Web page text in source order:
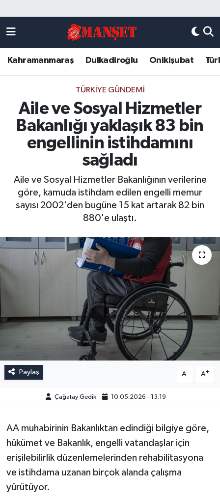
Kahramanmaraş Dulkadiroğlu Onikişubat
TÜRKIYE GÜNDEMI
Aile ve Sosyal Hizmetler
Bakanlığı yaklaşık 83 bin
engellinin istihdamını
sağladı
Aile ve Sosyal Hizmetler Bakanlığının verilerine
göre, kamuda istihdam edilen engelli memur
sayısı 2002'den bugüne 15 kat artarak 82 bin
880'e ulaştı.
Paylaş A- A+
Çağatay Gedik 10.05.2026 - 13:19
AA muhabirinin Bakanlıktan edindiği bilgiye göre,
hükümet ve Bakanlık, engelli vatandaşlar için
erişilebilirlik düzenlemelerinden rehabilitasyona
ve istihdama uzanan birçok alanda çalışma
yürütüyor.
DULKADİROĞLU
KAHRAMANMARAŞ
ONİKİŞUBAT
ÖZEL HABER
Kahramanmaraş Nöbetçi Eczaneler
Kahramanmaraş Hava Durumu
Kahramanmaraş Trafik Yoğunluk Haritası
Süper Lig Puan Durumu ve Fikstür
Tüm Manşetler
Son Dakika Haberleri
Haber Arşivi